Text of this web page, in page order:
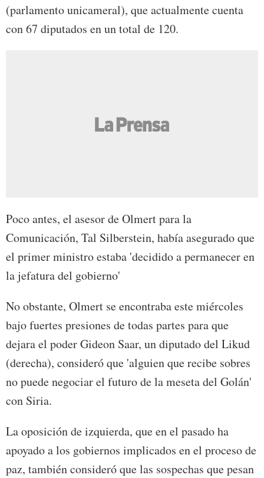
(parlamento unicameral), que actualmente cuenta
con 67 diputados en un total de 120.
Poco antes, el asesor de Olmert para la
Comunicación, Tal Silberstein, había asegurado que
el primer ministro estaba 'decidido a permanecer en
la jefatura del gobierno'
No obstante, Olmert se encontraba este miércoles
bajo fuertes presiones de todas partes para que
dejara el poder Gideon Saar, un diputado del Likud
(derecha), consideró que 'alguien que recibe sobres
no puede negociar el futuro de la meseta del Golán'
con Siria.
La oposición de izquierda, que en el pasado ha
apoyado a los gobiernos implicados en el proceso de
paz, también consideró que las sospechas que pesan